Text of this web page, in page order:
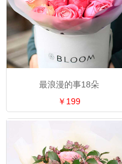
最浪漫的事18朵
￥199